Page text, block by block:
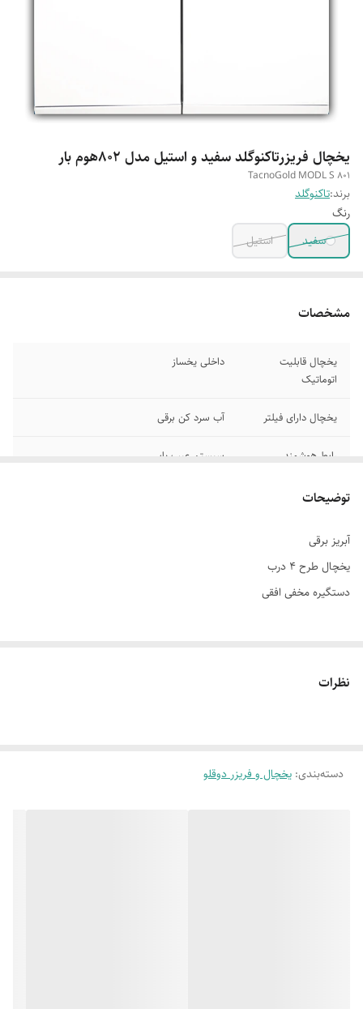
یخچال فریزرتاکنوگلد سفید و استیل مدل 802هوم بار
TacnoGold MODL S 801
برند:تاکنوگلد
رنگ
سفید
استیل
مشخصات
یخچال قابلیت
اتوماتیک
داخلی یخساز
یخچال دارای فیلتر آب سرد کن برقی
رابط هوشمند سیستم عیب یابی
قابلیت نمایشگر
رده مصرف انرژی A
مثل آبریزاتوماتیک
دارای کندانسور
توضیحات
آبریز برقی
یخچال طرح 4 درب
دستگیره مخفی افقی
نظرات
دسته‌بندی: یخچال و فریزر دوقلو